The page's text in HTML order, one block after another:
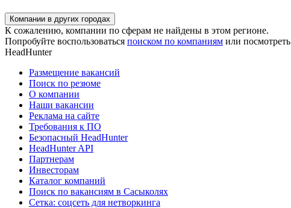
Компании в других городах
К сожалению, компании по сферам не найдены в этом регионе.
Попробуйте воспользоваться поиском по компаниям или посмотреть
HeadHunter
Размещение вакансий
Поиск по резюме
О компании
Наши вакансии
Реклама на сайте
Требования к ПО
Безопасный HeadHunter
HeadHunter API
Партнерам
Инвесторам
Каталог компаний
Поиск по вакансиям в Сасыколях
Сетка: соцсеть для нетворкинга